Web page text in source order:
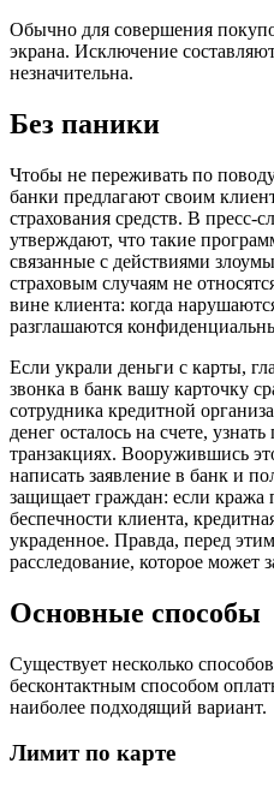
Обычно для совершения
экрана. Исключение
незначительна.
Без паники
Чтобы не переживать по
банки предлагают своим
страхования средств. В пресс-
утверждают, что такие
связанные с действиями
страховым случаям не
вине клиента: когда
разглашаются
Если украли деньги с карты,
звонка в банк вашу карточку
сотрудника кредитной
денег осталось на счете,
транзакциях. Вооружившись
написать заявление в банк и
защищает граждан: если кража
беспечности клиента,
украденное. Правда, перед
расследование, которое может
Основные способы
Существует несколько
бесконтактным способом
наиболее подходящий вариант.
Лимит по карте